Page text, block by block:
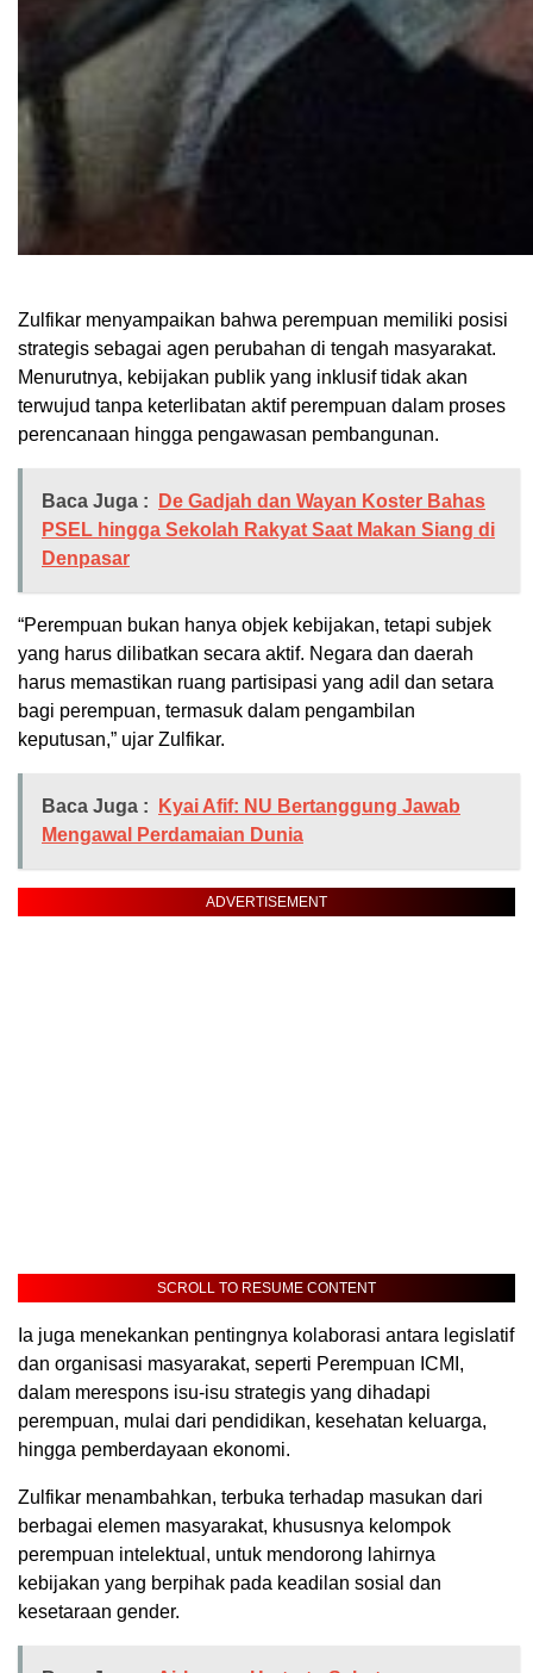
Zulfikar menyampaikan bahwa perempuan memiliki posisi
strategis sebagai agen perubahan di tengah masyarakat.
Menurutnya, kebijakan publik yang inklusif tidak akan
terwujud tanpa keterlibatan aktif perempuan dalam proses
perencanaan hingga pengawasan pembangunan.
Baca Juga :
De Gadjah dan Wayan Koster Bahas
PSEL hingga Sekolah Rakyat Saat Makan Siang di
Denpasar
“Perempuan bukan hanya objek kebijakan, tetapi subjek
yang harus dilibatkan secara aktif. Negara dan daerah
harus memastikan ruang partisipasi yang adil dan setara
bagi perempuan, termasuk dalam pengambilan
keputusan,” ujar Zulfikar.
Baca Juga :
Kyai Afif: NU Bertanggung Jawab
Mengawal Perdamaian Dunia
ADVERTISEMENT
SCROLL TO RESUME CONTENT
Ia juga menekankan pentingnya kolaborasi antara legislatif
dan organisasi masyarakat, seperti Perempuan ICMI,
dalam merespons isu-isu strategis yang dihadapi
perempuan, mulai dari pendidikan, kesehatan keluarga,
hingga pemberdayaan ekonomi.
Zulfikar menambahkan, terbuka terhadap masukan dari
berbagai elemen masyarakat, khususnya kelompok
perempuan intelektual, untuk mendorong lahirnya
kebijakan yang berpihak pada keadilan sosial dan
kesetaraan gender.